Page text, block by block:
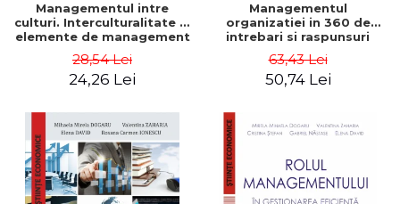
Managementul intre
culturi. Interculturalitate si
elemente de management
Dumitrascu
28,54 Lei
24,26 Lei
Managementul
organizatiei in 360 de
intrebari si raspunsuri
63,43 Lei
50,74 Lei